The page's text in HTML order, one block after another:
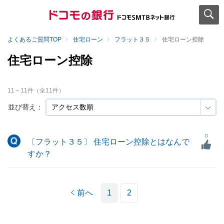
よくあるご質問TOP 住宅ローン フラット３５ 住宅ローン控除
住宅ローン控除
並び替え：
11 ～ 11件（全11件）
〔フラット３５〕 住宅ローン控除とはなんで
すか？
0
前へ 1 2